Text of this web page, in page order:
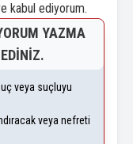
kabul ediyorum.
YAZMA
veya suçluyu
veya nefreti